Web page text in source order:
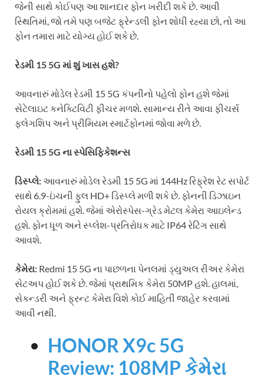
જેની સાથે કોઈપણ આ શાનદાર ફોન ખરીદી શકે છે. આવી
સ્થિતિમાં, જો તમે પણ બજેટ ફ્રેન્ડલી ફોન શોધી રહ્યા છો, તો આ
ફોન તમારા માટે યોગ્ય હોઈ શકે છે.
રેડમી 15 5G માં શું ખાસ હશે?
આવનારું મોડેલ રેડમી 15 5G કંપનીનો પહેલો ફોન હશે જેમાં
સેટેલાઇટ કનેક્ટિવિટી ફીચર મળશે. સામાન્ય રીતે આવા ફીચર્સ
ફ્લેગશિપ અને પ્રીમિયમ સ્માર્ટફોનમાં જોવા મળે છે.
રેડમી 15 5G ના સ્પેસિફિકેશન્સ
ડિસ્પ્લે: આવનારું મોડેલ રેડમી 15 5G માં 144Hz રિફ્રેશ રેટ સપોર્ટ
સાથે 6.9-ઇંચની ફુલ HD+ ડિસ્પ્લે મળી શકે છે. ફોનની ડિઝાઇન
રોયલ ક્રોમમાં હશે. જેમાં એરોસ્પેસ-ગ્રેડ મેટલ કેમેરા આઇલેન્ડ
હશે. ફોન ધૂળ અને સ્પ્લેશ-પ્રતિરોધક માટે IP64 રેટિંગ સાથે
આવશે.
કેમેરા: Redmi 15 5G ના પાછળના પેનલમાં ડ્યુઅલ રીઅર કેમેરા
સેટઅપ હોઈ શકે છે. જેમાં પ્રાથમિક કેમેરા 50MP હશે. હાલમાં,
સેકન્ડરી અને ફ્રન્ટ કેમેરા વિશે કોઈ માહિતી જાહેર કરવામાં
આવી નથી.
HONOR X9c 5G
Review: 108MP કેમેરા